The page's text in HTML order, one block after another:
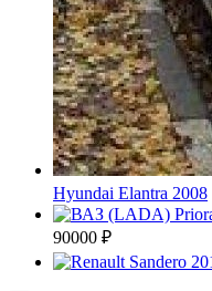
Hyundai Elantra 2008
90000 ₽